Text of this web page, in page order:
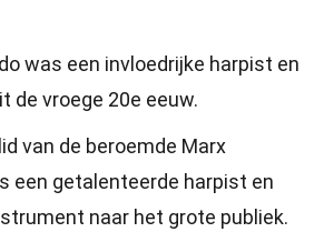
was een invloedrijke harpist en
de vroege 20e eeuw.
van de beroemde Marx
een getalenteerde harpist en
naar het grote publiek.